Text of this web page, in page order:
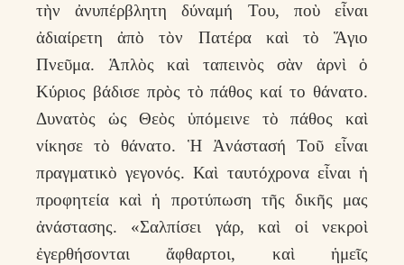
τὴν ἀνυπέρβλητη δύναμή Του, ποὺ εἶναι
ἀδιαίρετη ἀπὸ τὸν Πατέρα καὶ τὸ Ἅγιο
Πνεῦμα. Ἁπλὸς καὶ ταπεινὸς σὰν ἀρνὶ ὁ
Κύριος βάδισε πρὸς τὸ πάθος καί το θάνατο.
Δυνατὸς ὡς Θεὸς ὑπόμεινε τὸ πάθος καὶ
νίκησε τὸ θάνατο. Ἡ Ἀνάστασή Τοῦ εἶναι
πραγματικὸ γεγονός. Καὶ ταυτόχρονα εἶναι ἡ
προφητεία καὶ ἡ προτύπωση τῆς δικῆς μας
ἀνάστασης. «Σαλπίσει γάρ, καὶ οἱ νεκροὶ
ἐγερθήσονται ἄφθαρτοι, καὶ ἡμεῖς